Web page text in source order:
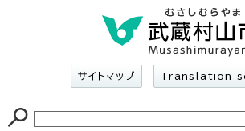
サイトマップ Translation